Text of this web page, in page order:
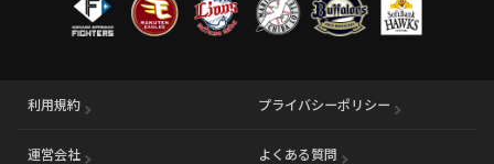
利用規約 プライバシーポリシー
運営会社 （別ウィンドウで開く） よくある質問